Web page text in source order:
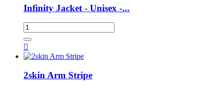
Infinity Jacket - Unisex -...

2skin Arm Stripe